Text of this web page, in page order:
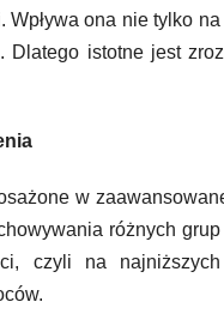
ona nie tylko
Dlatego istotne jest
w
różnych
czyli na